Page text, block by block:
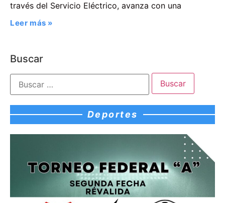
través del Servicio Eléctrico, avanza con una
Leer más »
Buscar
Deportes